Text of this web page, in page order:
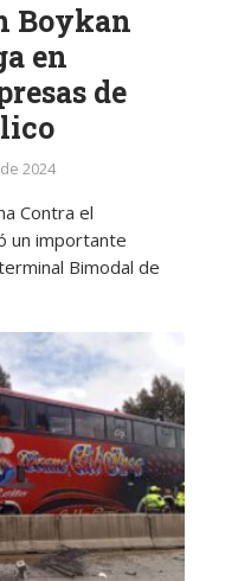
Boykan
en
de
2024
Contra el
un importante
Bimodal de